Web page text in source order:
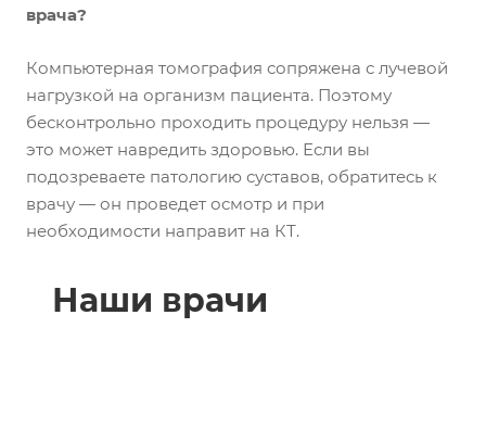
врача?
Компьютерная томография сопряжена с лучевой
нагрузкой на организм пациента. Поэтому
бесконтрольно проходить процедуру нельзя —
это может навредить здоровью. Если вы
подозреваете патологию суставов, обратитесь к
врачу — он проведет осмотр и при
необходимости направит на КТ.
Наши врачи